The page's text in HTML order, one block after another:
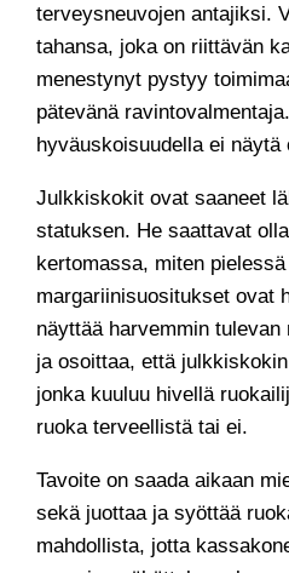
terveysneuvojen antajiksi.
tahansa, joka on riittävän
menestynyt pystyy
pätevänä
hyväuskoisuudella ei näytä
Julkkiskokit ovat saaneet
statuksen. He saattavat
kertomassa, miten
margariinisuositukset ovat
näyttää harvemmin
ja osoittaa, että
jonka kuuluu hivellä
ruoka terveellistä tai ei.
Tavoite on saada aikaan
sekä juottaa ja syöttää
mahdollista, jotta